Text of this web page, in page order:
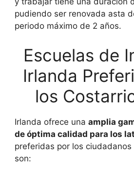
pudiendo ser renovada asta
periodo máximo de 2 años.
Escuelas de
Irlanda
los
Irlanda ofrece una amplia
de óptima calidad para los
preferidas por los ciudadanos
son: